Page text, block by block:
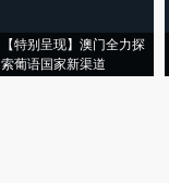
【特别呈现】澳门全力探
索葡语国家新渠道